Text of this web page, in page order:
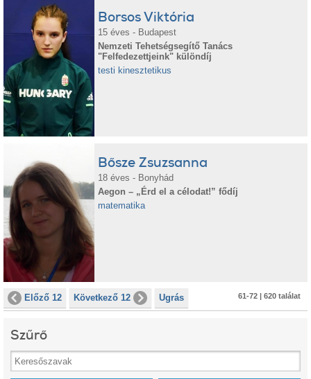
Borsos Viktória
15 éves - Budapest
Nemzeti Tehetségsegítő Tanács
"Felfedezettjeink" különdíj
testi kinesztetikus
Bősze Zsuzsanna
18 éves - Bonyhád
Aegon – „Érd el a célodat!” fődíj
matematika
Előző 12 Következő 12 Ugrás 61-72 | 620 találat
Szűrő